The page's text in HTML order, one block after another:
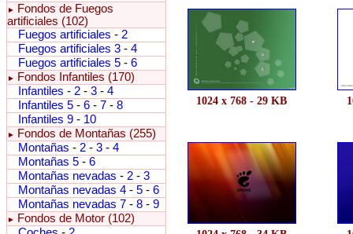
►
Fondos de Fuegos
artificiales (102)
Fuegos artificiales - 2
Fuegos artificiales 3 - 4
Fuegos artificiales 5 - 6
►
Fondos Infantiles (170)
Infantiles - 2 - 3 - 4
Infantiles 5 - 6 - 7 - 8
Infantiles 9 - 10
►
Fondos de Montañas (255)
Montañas - 2 - 3 - 4
Montañas 5 - 6
Montañas nevadas - 2 - 3
Montañas nevadas 4 - 5 - 6
Montañas nevadas 7 - 8 - 9
►
Fondos de Motor (102)
1024 x 768 - 29 KB